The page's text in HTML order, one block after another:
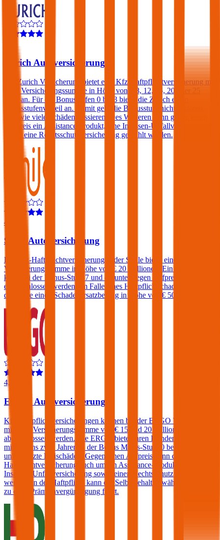
Zurich Autoversicherung
Die Zurich Versicherung bietet eine Kfz-Haftpflichtversicherung mit
einer Versicherungssumme in Höhe von € 8, 12, 15, 20 oder 25
Mio. an. Für die Bonusstufen 0 bis 3 bietet die Zurich einen
Bonusstufenvorteil an. Damit geht die Bonusstufe nicht verloren,
egal wie viele Schäden passieren. Des Weiteren kann gegen einen
Aufpreis ein Assistance-Produkt, eine Insassen-Unfallversicherung
sowie eine Rechtsschutzversicherung gewählt werden.
4,6
Smile Autoversicherung
Die Kfz-Haftpflichtversicherungen der Smile bietet eine
Versicherungssumme in Höhe von € 20 Millionen. Ein Freischaden
kann bei der Bonus-Stufe 7 und darunter gegen Aufpreis
eingeschlossen werden. Im Falle eines Haftpflichtschadens verlangt
die Smile einen Schadenersatzbeitrag in Höhe von € 500.
4,4
ERGO Autoversicherung
Kfz-Haftpflichtversicherungen können bei der ERGO Versicherung
mit einer Versicherungssumme von € 15 und 20 Millionen
abgeschlossen werden. Die ERGO bietet ihren Kunden, die sich seit
mindestens zwei Jahren in der Bonus Malus-Stufe 0 befinden,
unbegrenzte Freischäden. Gegen einen Aufpreis kann die Kfz-
Haftpflichtversicherung auch um ein Assistance-Produkt, eine
Insassen-Unfallversicherung sowie einen Rechtsschutz erweitert
werden. In der Haftpflicht kann ein Selbstbehalt gewählt werden der
zu einer Prämienvergünstigung führt.